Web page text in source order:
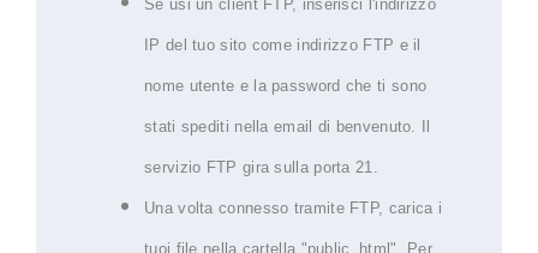
Se usi un client FTP, inserisci l'indirizzo
IP del tuo sito come indirizzo FTP e il
nome utente e la password che ti sono
stati spediti nella email di benvenuto. Il
servizio FTP gira sulla porta 21.
Una volta connesso tramite FTP, carica i
tuoi file nella cartella "public_html". Per